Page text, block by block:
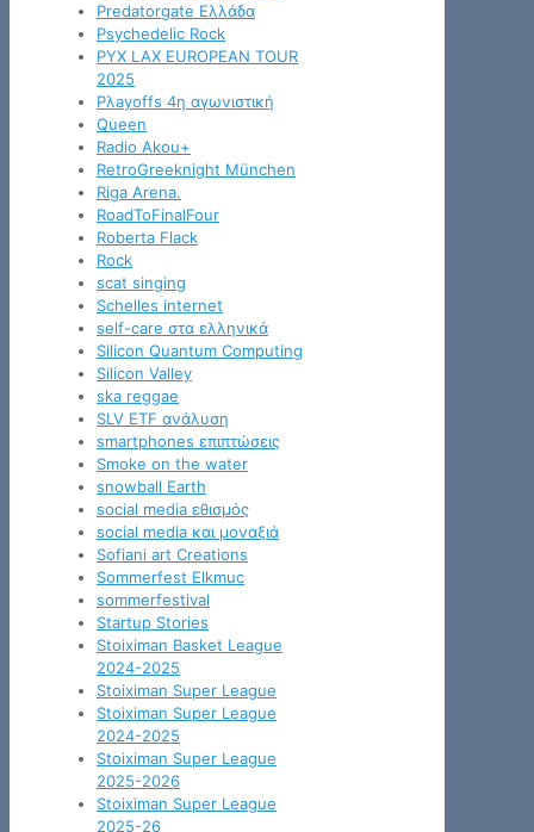
Predatorgate Ελλάδα
Psychedelic Rock
PYX LAX EUROPEAN TOUR
2025
Pλayoffs 4η αγωνιστική
Queen
Radio Akou+
RetroGreeknight München
Riga Arena.
RoadToFinalFour
Roberta Flack
Rock
scat singing
Schelles internet
self-care στα ελληνικά
Silicon Quantum Computing
Silicon Valley
ska reggae
SLV ETF ανάλυση
smartphones επιπτώσεις
Smoke on the water
snowball Earth
social media εθισμός
social media και μοναξιά
Sofiani art Creations
Sommerfest Elkmuc
sommerfestival
Startup Stories
Stoiximan Basket League
2024-2025
Stoiximan Super League
Stoiximan Super League
2024-2025
Stoiximan Super League
2025-2026
Stoiximan Super League
2025-26